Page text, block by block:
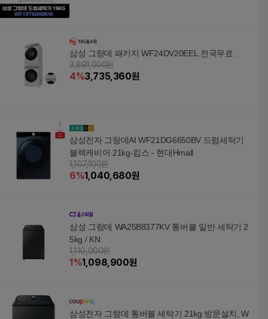
삼성 그랑데 패키지 WF24DV20EEL 전국무료 .
3,891,000원
4%3,735,360원
삼성전자 그랑데AI WF21DG6650BV 드럼세탁기
블랙캐비어 21kg-킴스 - 현대Hmall
1,107,100원
6%1,040,680원
삼성 그랑데 WA25B8377KV 통버블 일반 세탁기 2
5kg / KN
1,110,000원
1%1,098,900원
삼성전자 그랑데 통버블 세탁기 21kg 방문설치, W